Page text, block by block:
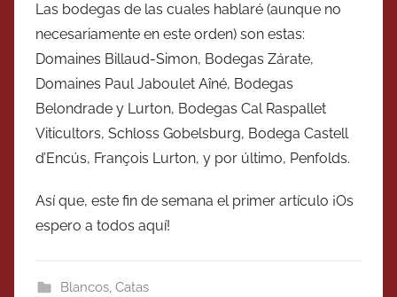
Las bodegas de las cuales hablaré (aunque no
necesariamente en este orden) son estas:
Domaines Billaud-Simon, Bodegas Zárate,
Domaines Paul Jaboulet Aîné, Bodegas
Belondrade y Lurton, Bodegas Cal Raspallet
Viticultors, Schloss Gobelsburg, Bodega Castell
d’Encús, François Lurton, y por último, Penfolds.
Así que, este fin de semana el primer artículo ¡Os
espero a todos aquí!
Blancos, Catas